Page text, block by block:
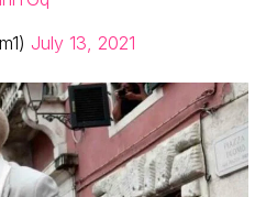
July 13, 2021